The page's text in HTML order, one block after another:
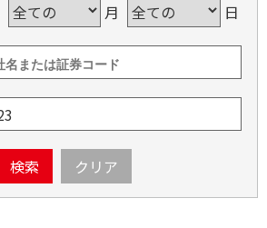
月 日
検索 クリア